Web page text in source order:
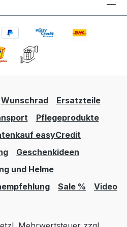
Wunschrad
Ersatzteile
Pflegeprodukte
easyCredit
Geschenkideen
und Helme
Sale % Video